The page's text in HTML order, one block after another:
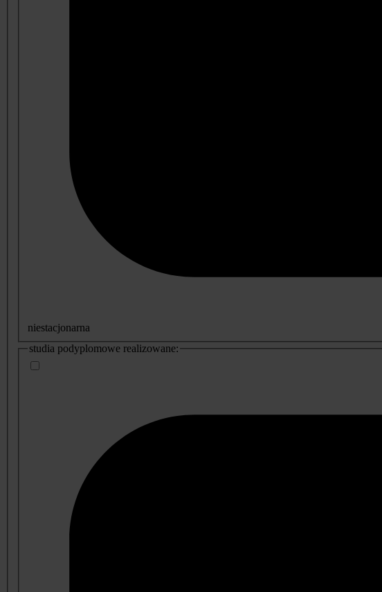
niestacjonarna
studia podyplomowe realizowane: